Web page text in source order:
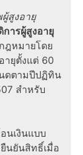
ผู้สูงอายุ
การผู้สูงอายุ
ฎหมายโดย
ายุตั้งแต่ 60
ดตามปีปฏิทิน
สำหรับ
นเงินแบบ
นยันสิทธิ์เมื่อ